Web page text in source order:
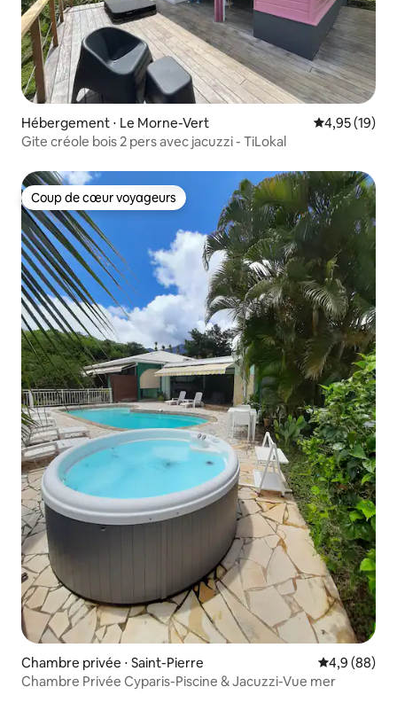
Hébergement ⋅ Le Morne-Vert Évaluation
4,95 (19)
Gite créole bois 2 pers avec jacuzzi - TiLokal
Coup de cœur voyageurs
Coup de cœur voyageurs
Chambre privée ⋅ Saint-Pierre Évaluation
4,9 (88)
Chambre Privée Cyparis-Piscine & Jacuzzi-Vue mer